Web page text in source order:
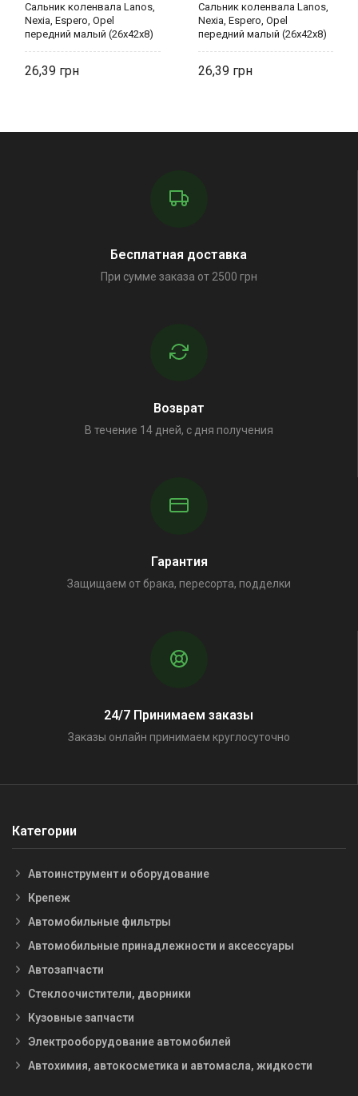
Сальник коленвала Lanos,
Nexia, Espero, Opel
передний малый (26x42x8)
26,39
Сальник коленвала Lanos,
Nexia, Espero, Opel
передний малый (26x42x8)
26,39
Бесплатная доставка
При сумме заказа от 2500 грн
Возврат
В течение 14 дней, с дня получения
Гарантия
Защищаем от брака, пересорта, подделки
24/7 Принимаем заказы
Заказы онлайн принимаем круглосуточно
Категории
Автоинструмент и оборудование
Крепеж
Автомобильные фильтры
Автомобильные принадлежности и аксессуары
Автозапчасти
Стеклоочистители, дворники
Кузовные запчасти
Электрооборудование автомобилей
Автохимия, автокосметика и автомасла, жидкости